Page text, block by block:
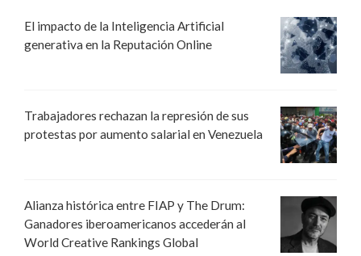
El impacto de la Inteligencia Artificial
generativa en la Reputación Online
Trabajadores rechazan la represión de sus
protestas por aumento salarial en Venezuela
Alianza histórica entre FIAP y The Drum:
Ganadores iberoamericanos accederán al
World Creative Rankings Global